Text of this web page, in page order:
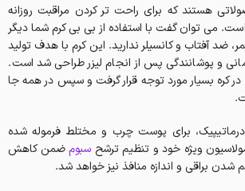
هستند که برای راحت تر کردن مراقبت روزانه
می توان گفت با استفاده از بی بی کرم شما دیگر
ضد آفتاب و کانسیلر ندارید. این کرم با هدف تولید
و پوشانندگی پس از انجام لیزر طراحی شد است.
در کره بسیار مورد توجه قرار گرفت و سپس در همه جا
بی بی کرم SPF20 درماتیپیک، برای پوست چرب و مختلط فرموله شده
ویژه خود و تنظیم ترشح سبومضمن کاهش
براقی و اندازه منافذ نیز خواهد شد.